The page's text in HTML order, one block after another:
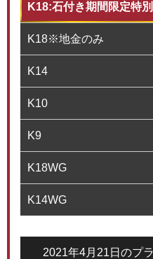
K18:石付き期間限定特
K18※地金のみ
K14
K10
K9
K18WG
K14WG
2021年4月21日のプ